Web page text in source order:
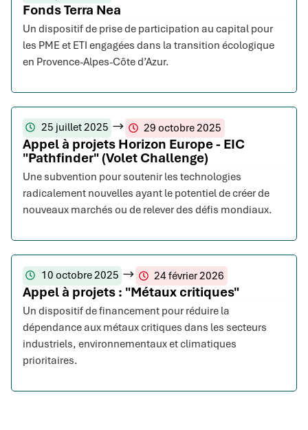
Fonds Terra Nea
Un dispositif de prise de participation au capital pour
les PME et ETI engagées dans la transition écologique
en Provence-Alpes-Côte d’Azur.
25 juillet 2025 29 octobre 2025
Appel à projets Horizon Europe - EIC
"Pathfinder" (Volet Challenge)
Une subvention pour soutenir les technologies
radicalement nouvelles ayant le potentiel de créer de
nouveaux marchés ou de relever des défis mondiaux.
10 octobre 2025 24 février 2026
Appel à projets : "Métaux critiques"
Un dispositif de financement pour réduire la
dépendance aux métaux critiques dans les secteurs
industriels, environnementaux et climatiques
prioritaires.